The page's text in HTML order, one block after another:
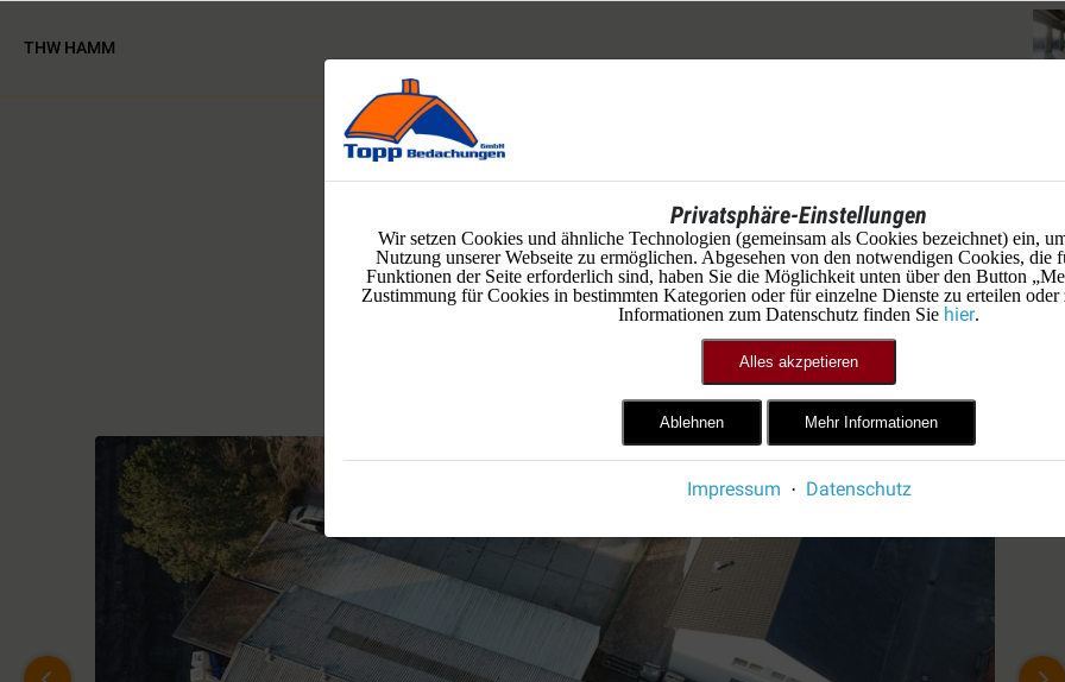
THW HAMM
Privatsphäre-Einstellungen
Wir setzen Cookies und ähnliche Technologien (gemeinsam als Cookies bezeichnet) ein,
Nutzung unserer Webseite zu ermöglichen. Abgesehen von den notwendigen Cookies, die
Funktionen der Seite erforderlich sind, haben Sie die Möglichkeit unten über den Button
Zustimmung für Cookies in bestimmten Kategorien oder für einzelne Dienste zu erteilen
Informationen zum Datenschutz finden Sie hier.
Alles akzpetieren
Ablehnen Mehr Informationen
Impressum · Datenschutz